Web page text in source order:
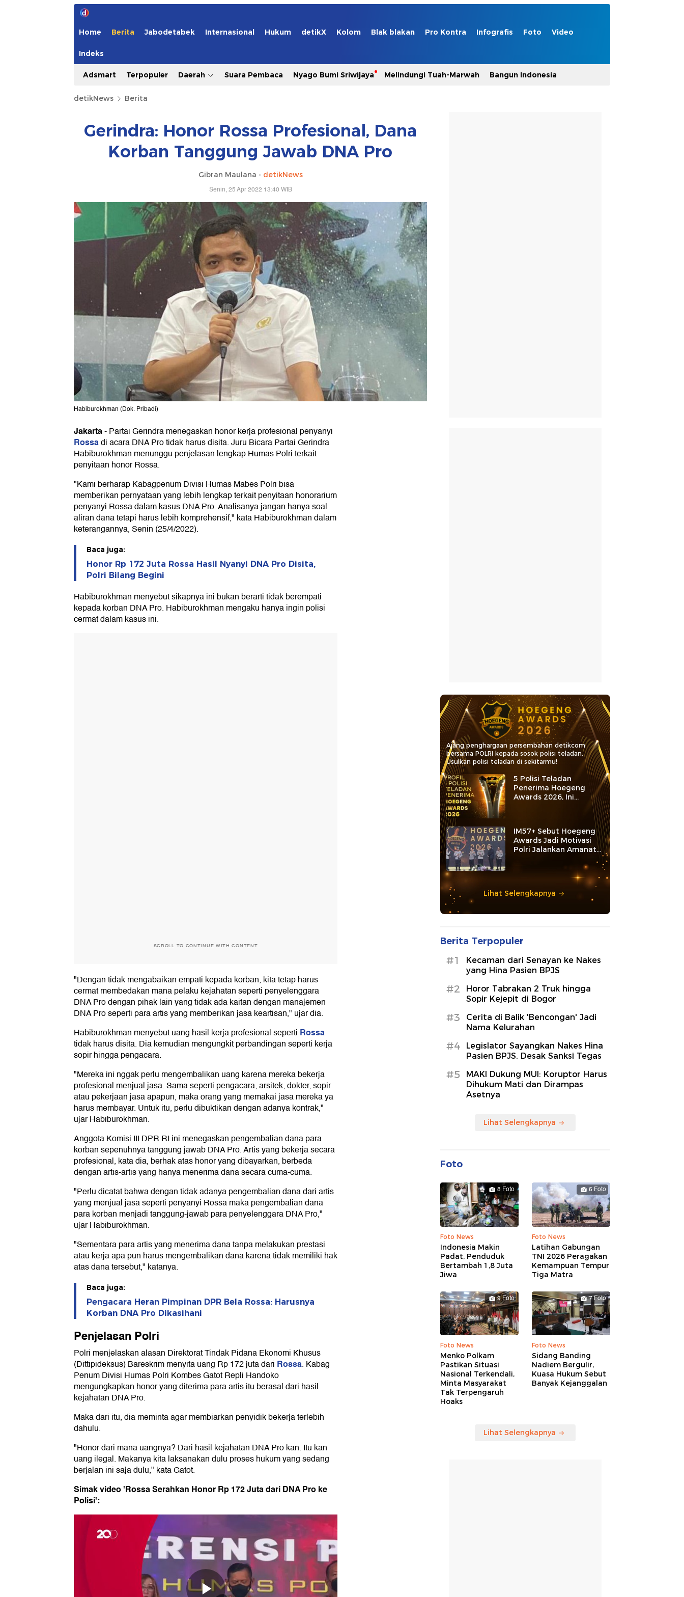
Home Berita Jabodetabek Internasional Hukum detikX Kolom Blak blakan Pro Kontra Infografis Foto Video
Indeks
Adsmart Terpopuler Daerah Suara Pembaca Nyago Bumi Sriwijaya Melindungi Tuah-Marwah Bangun Indonesia
detikNews Berita
Gerindra: Honor Rossa Profesional, Dana
Korban Tanggung Jawab DNA Pro
Gibran Maulana - detikNews
Senin, 25 Apr 2022 13:40 WIB
Habiburokhman (Dok. Pribadi)
Jakarta-Partai Gerindra menegaskan honor kerja profesional penyanyi
Rossadi acara DNA Pro tidak harus disita. Juru Bicara Partai Gerindra
Habiburokhman menunggu penjelasan lengkap Humas Polri terkait
penyitaan honor Rossa.
"Kami berharap Kabagpenum Divisi Humas Mabes Polri bisa
memberikan pernyataan yang lebih lengkap terkait penyitaan honorarium
penyanyi Rossa dalam kasus DNA Pro. Analisanya jangan hanya soal
aliran dana tetapi harus lebih komprehensif," kata Habiburokhman dalam
keterangannya, Senin (25/4/2022).
Baca juga:
Honor Rp 172 Juta Rossa Hasil Nyanyi DNA Pro Disita,
Polri Bilang Begini
Habiburokhman menyebut sikapnya ini bukan berarti tidak berempati
kepada korban DNA Pro. Habiburokhman mengaku hanya ingin polisi
cermat dalam kasus ini.
SCROLL TO CONTINUE WITH CONTENT
"Dengan tidak mengabaikan empati kepada korban, kita tetap harus
cermat membedakan mana pelaku kejahatan seperti penyelenggara
DNA Pro dengan pihak lain yang tidak ada kaitan dengan manajemen
DNA Pro seperti para artis yang memberikan jasa keartisan," ujar dia.
Habiburokhman menyebut uang hasil kerja profesional seperti Rossa
tidak harus disita. Dia kemudian mengungkit perbandingan seperti kerja
sopir hingga pengacara.
"Mereka ini nggak perlu mengembalikan uang karena mereka bekerja
profesional menjual jasa. Sama seperti pengacara, arsitek, dokter, sopir
atau pekerjaan jasa apapun, maka orang yang memakai jasa mereka ya
harus membayar. Untuk itu, perlu dibuktikan dengan adanya kontrak,"
ujar Habiburokhman.
Anggota Komisi III DPR RI ini menegaskan pengembalian dana para
korban sepenuhnya tanggung jawab DNA Pro. Artis yang bekerja secara
profesional, kata dia, berhak atas honor yang dibayarkan, berbeda
dengan artis-artis yang hanya menerima dana secara cuma-cuma.
"Perlu dicatat bahwa dengan tidak adanya pengembalian dana dari artis
yang menjual jasa seperti penyanyi Rossa maka pengembalian dana
para korban menjadi tanggung-jawab para penyelenggara DNA Pro,"
ujar Habiburokhman.
"Sementara para artis yang menerima dana tanpa melakukan prestasi
atau kerja apa pun harus mengembalikan dana karena tidak memiliki hak
atas dana tersebut," katanya.
Baca juga:
Pengacara Heran Pimpinan DPR Bela Rossa: Harusnya
Korban DNA Pro Dikasihani
Penjelasan Polri
Polri menjelaskan alasan Direktorat Tindak Pidana Ekonomi Khusus
(Dittipideksus) Bareskrim menyita uang Rp 172 juta dari Rossa. Kabag
Penum Divisi Humas Polri Kombes Gatot Repli Handoko
mengungkapkan honor yang diterima para artis itu berasal dari hasil
kejahatan DNA Pro.
Maka dari itu, dia meminta agar membiarkan penyidik bekerja terlebih
dahulu.
"Honor dari mana uangnya? Dari hasil kejahatan DNA Pro kan. Itu kan
uang ilegal. Makanya kita laksanakan dulu proses hukum yang sedang
berjalan ini saja dulu," kata Gatot.
Simak video 'Rossa Serahkan Honor Rp 172 Juta dari DNA Pro ke
Polisi':
Ajang penghargaan persembahan detikcom
bersama POLRI kepada sosok polisi teladan.
Usulkan polisi teladan di sekitarmu!
5 Polisi Teladan
Penerima Hoegeng
Awards 2026, Ini
Kategori dan Kiprahnya
IM57+ Sebut Hoegeng
Awards Jadi Motivasi
Polri Jalankan Amanat
Lihat Selengkapnya
Berita Terpopuler
#1
Kecaman dari Senayan ke Nakes
yang Hina Pasien BPJS
#2
Horor Tabrakan 2 Truk hingga
Sopir Kejepit di Bogor
#3
Cerita di Balik 'Bencongan' Jadi
Nama Kelurahan
#4
Legislator Sayangkan Nakes Hina
Pasien BPJS, Desak Sanksi Tegas
#5
MAKI Dukung MUI: Koruptor Harus
Dihukum Mati dan Dirampas
Asetnya
Lihat Selengkapnya
Foto
8 Foto
Foto News
Indonesia Makin
Padat, Penduduk
Bertambah 1,8 Juta
Jiwa
6 Foto
Foto News
Latihan Gabungan
TNI 2026 Peragakan
Kemampuan Tempur
Tiga Matra
9 Foto
Foto News
Menko Polkam
Pastikan Situasi
Nasional Terkendali,
Minta Masyarakat
Tak Terpengaruh
Hoaks
7 Foto
Foto News
Sidang Banding
Nadiem Bergulir,
Kuasa Hukum Sebut
Banyak Kejanggalan
Lihat Selengkapnya